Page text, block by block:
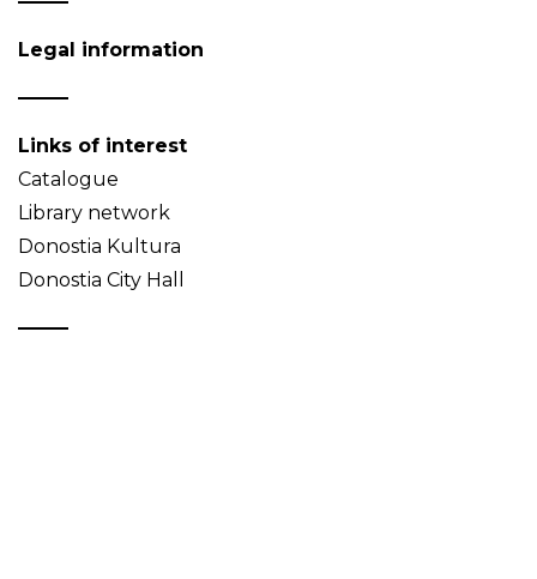
Legal information
Links of interest
Catalogue
Library network
Donostia Kultura
Donostia City Hall